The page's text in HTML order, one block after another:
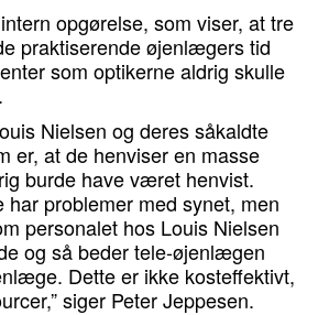
opgørelse, som viser, at tre
praktiserende øjenlægers tid
som optikerne aldrig skulle
Nielsen og deres såkaldte
er, at de henviser en masse
burde have været henvist.
har problemer med synet, men
personalet hos Louis Nielsen
og så beder tele-øjenlægen
Dette er ikke kosteffektivt,
siger Peter Jeppesen.